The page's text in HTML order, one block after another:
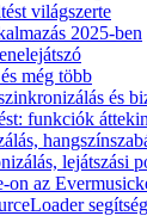
világszerte
2025-ben
még több
és
funkciók
lejátszási
on az